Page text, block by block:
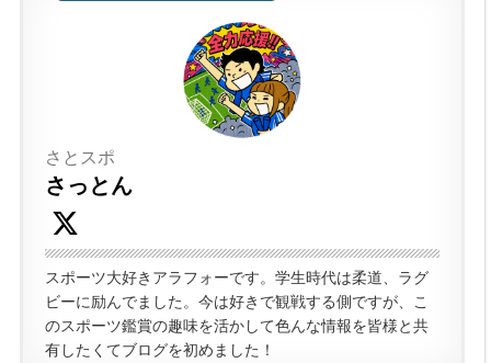
さとスポ
さっとん
スポーツ大好きアラフォーです。学生時代は柔道、ラグ
ビーに励んでました。今は好きで観戦する側ですが、こ
のスポーツ鑑賞の趣味を活かして色んな情報を皆様と共
有したくてブログを初めました！